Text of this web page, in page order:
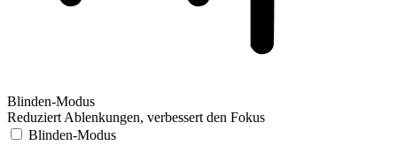
Blinden-Modus
Reduziert Ablenkungen, verbessert den Fokus
Blinden-Modus